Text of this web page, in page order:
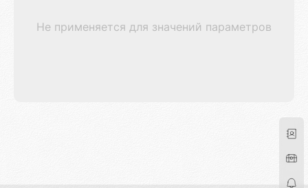
Не применяется для значений параметров